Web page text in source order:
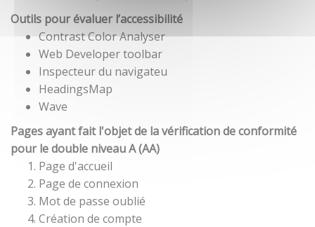
Outils pour évaluer l’accessibilité
Contrast Color Analyser
Web Developer toolbar
Inspecteur du navigateu
HeadingsMap
Wave
Pages ayant fait l'objet de la vérification de conformité
pour le double niveau A (AA)
Page d'accueil
Page de connexion
Mot de passe oublié
Création de compte